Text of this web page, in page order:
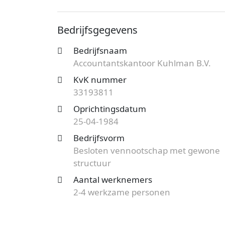
Besloten vennootschap met gewone
Op zoek naar een accountantskantoor
mogelijkheden?Start nu je gratis
het aanbod en bespaar op de kosten!
Bedrijfsgegevens
Bedrijfsnaam
Accountantskantoor Kuhlman B.V.
KvK nummer
33193811
Oprichtingsdatum
25-04-1984
Bedrijfsvorm
Besloten vennootschap met gewone
structuur
Aantal werknemers
2-4 werkzame personen